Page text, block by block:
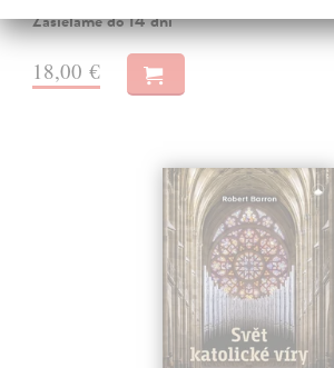
Zasielame do 14 dní
18,00 €